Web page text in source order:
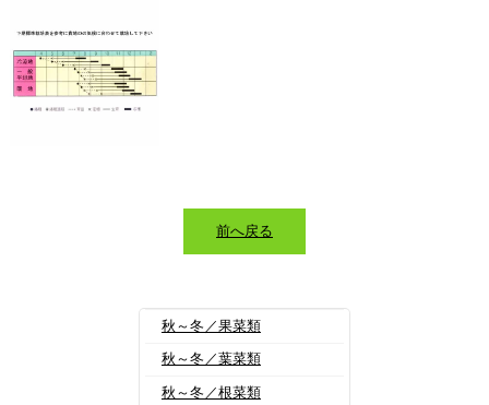
前へ戻る
秋～冬／果菜類
秋～冬／葉菜類
秋～冬／根菜類